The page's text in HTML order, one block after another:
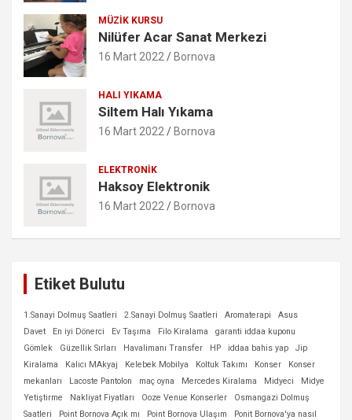
MÜZIK KURSU
Nilüfer Acar Sanat Merkezi
16 Mart 2022 Bornova
HALI YIKAMA
Siltem Halı Yıkama
16 Mart 2022 Bornova
ELEKTRONIK
Haksoy Elektronik
16 Mart 2022 Bornova
Etiket Bulutu
1.Sanayi Dolmuş Saatleri 2.Sanayi Dolmuş Saatleri Aromaterapi
Asus
Davet
En iyi Dönerci Ev Taşıma Filo Kiralama
garanti iddaa kuponu
Gömlek
Güzellik Sırları Havalimanı Transfer HP iddaa bahis yap
Jip
Kiralama
Kalıcı MAkyaj Kelebek Mobilya Koltuk Takımı Konser
Konser
mekanları
Lacoste Pantolon maç oyna Mercedes Kiralama Midyeci
Midye
Yetiştirme
Nakliyat Fiyatları Ooze Venue Konserler
Osmangazi Dolmuş
Saatleri
Point Bornova Açık mı Point Bornova Ulaşım
Ponit Bornova'ya nasıl